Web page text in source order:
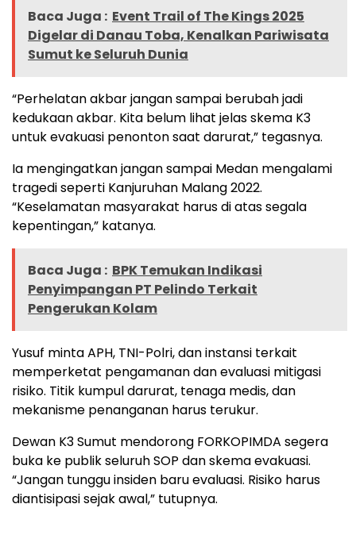
Baca Juga : Event Trail of The Kings 2025
Digelar di Danau Toba, Kenalkan Pariwisata
Sumut ke Seluruh Dunia
“Perhelatan akbar jangan sampai berubah jadi
kedukaan akbar. Kita belum lihat jelas skema K3
untuk evakuasi penonton saat darurat,” tegasnya.
Ia mengingatkan jangan sampai Medan mengalami
tragedi seperti Kanjuruhan Malang 2022.
“Keselamatan masyarakat harus di atas segala
kepentingan,” katanya.
Baca Juga : BPK Temukan Indikasi
Penyimpangan PT Pelindo Terkait
Pengerukan Kolam
Yusuf minta APH, TNI-Polri, dan instansi terkait
memperketat pengamanan dan evaluasi mitigasi
risiko. Titik kumpul darurat, tenaga medis, dan
mekanisme penanganan harus terukur.
Dewan K3 Sumut mendorong FORKOPIMDA segera
buka ke publik seluruh SOP dan skema evakuasi.
“Jangan tunggu insiden baru evaluasi. Risiko harus
diantisipasi sejak awal,” tutupnya.